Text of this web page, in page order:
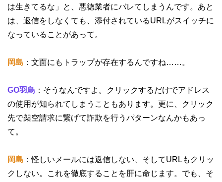
は生きてるな」と、悪徳業者にバレてしまうんです。あと
は、返信をしなくても、添付されているURLがスイッチに
なっていることがあって。
岡島 ：文面にもトラップが存在するんですね……。
GO羽鳥 ：そうなんですよ。クリックするだけでアドレス
の使用が知られてしまうこともあります。更に、クリック
先で架空請求に繋げて詐欺を行うパターンなんかもあっ
て。
岡島 ：怪しいメールには返信しない、そしてURLもクリッ
クしない。これを徹底することを肝に命じます。でも、そ